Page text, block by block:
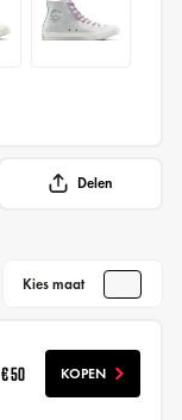
Delen
Kies maat
€ 50 KOPEN